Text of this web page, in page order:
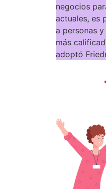
negocios
actuales, es
a personas
más
adoptó